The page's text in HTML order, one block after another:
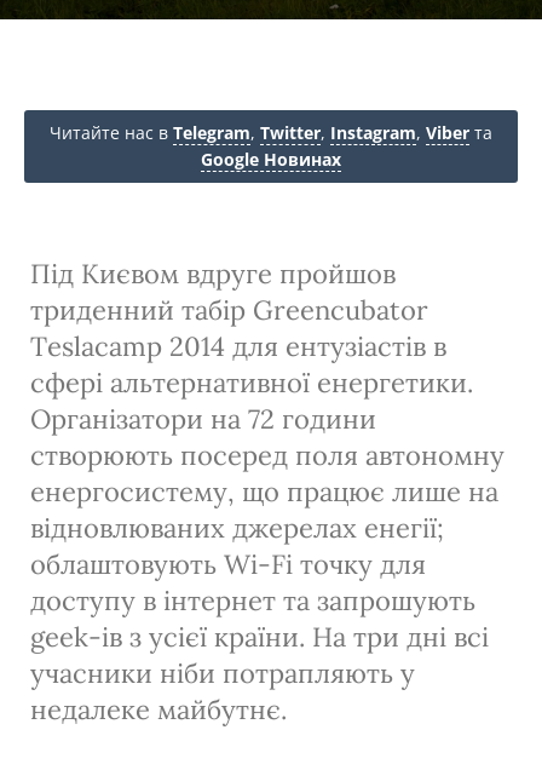
Читайте нас в Telegram, Twitter, Instagram, Viber та
Google Новинах
Під Києвом вдруге пройшов
триденний табір Greencubator
Teslacamp 2014 для ентузіастів в
сфері альтернативної енергетики.
Організатори на 72 години
створюють посеред поля автономну
енергосистему, що працює лише на
відновлюваних джерелах енегії;
облаштовують Wi-Fi точку для
доступу в інтернет та запрошують
geek-ів з усієї країни. На три дні всі
учасники ніби потрапляють у
недалеке майбутнє.